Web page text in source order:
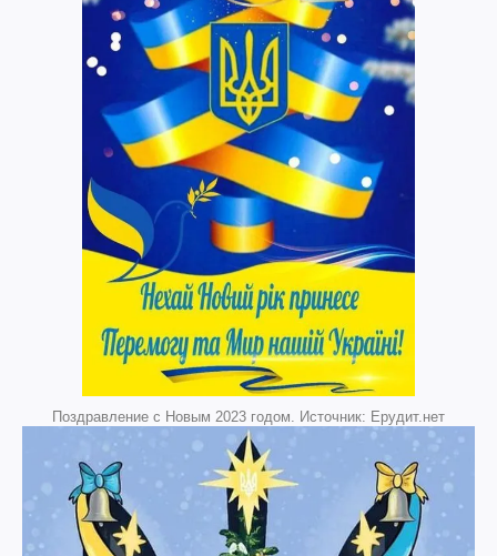
Поздравление с Новым 2023 годом. Источник: Ерудит.нет